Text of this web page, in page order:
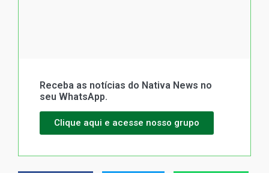
Receba as notícias do Nativa News no
seu WhatsApp.
Clique aqui e acesse nosso grupo